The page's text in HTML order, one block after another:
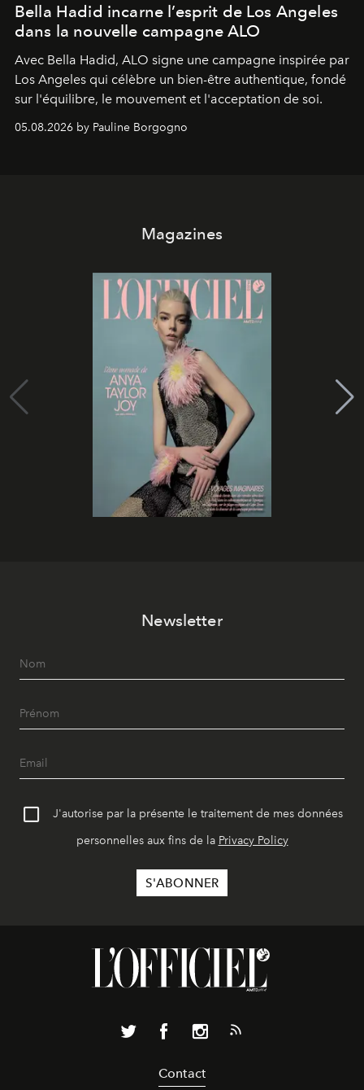
Bella Hadid incarne l’esprit de Los Angeles
dans la nouvelle campagne ALO
Avec Bella Hadid, ALO signe une campagne inspirée par
Los Angeles qui célèbre un bien-être authentique, fondé
sur l'équilibre, le mouvement et l'acceptation de soi.
05.08.2026 by Pauline Borgogno
Magazines
Newsletter
J'autorise par la présente le traitement de mes données
personnelles aux fins de la Privacy Policy
Contact